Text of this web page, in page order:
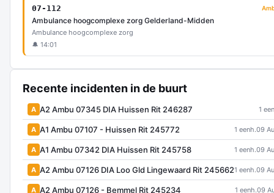
07-112
Ambulance hoogcomplexe zorg Gelderland-Midden
Ambulance hoogcomplexe zorg
🔔 14:01
Recente incidenten in de buurt
A A2 Ambu 07345 DIA Huissen Rit 246287 1
A A1 Ambu 07107 - Huissen Rit 245772 1 eenh.09
A A1 Ambu 07342 DIA Huissen Rit 245758 1 eenh.09
A A2 Ambu 07126 DIA Loo Gld Lingewaard Rit 2456621 eenh.09
A A2 Ambu 07126 - Bemmel Rit 245234 1 eenh.09